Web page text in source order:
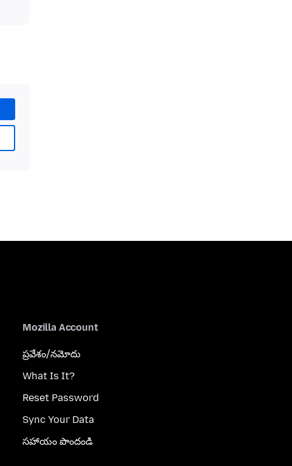
Mozilla Account
ప్రవేశం/నమోదు
What Is It?
Reset Password
Sync Your Data
సహాయం పొందండి